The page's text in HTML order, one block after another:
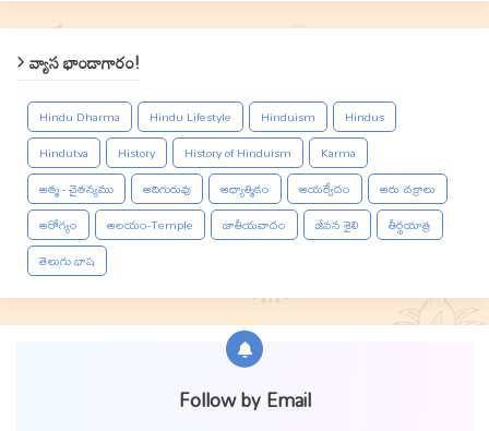
వ్యాస భాండాగారం!
Hindu Dharma Hindu Lifestyle Hinduism
Hindus
Hindutva
History History of Hinduism
Karma
ఆత్మ - చైతన్యము
ఆదిగురువు ఆధ్యాత్మికం ఆయర్వేదం
ఆరు చక్రాలు
ఆరోగ్యం
ఆలయం-Temple జాతీయవాదం జీవన శైలి
తీర్థయాత్ర
తెలుగు భాష
Follow by Email